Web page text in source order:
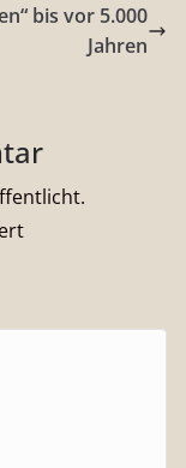
bis vor 5.000
Jahren